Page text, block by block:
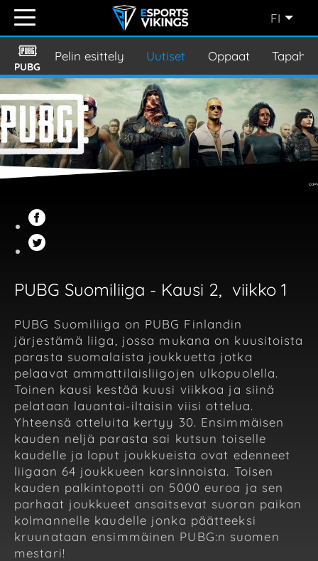
PUBG
Pelin esittely Uutiset Oppaat
FI
ENGLISH
SVENSKA (SE)
SUOMI (FI)
JAPANESE (JP)
PUBG Suomiliiga - Kausi 2, viikko 1
PUBG Suomiliiga on PUBG Finlandin
järjestämä liiga, jossa mukana on kuusitoista
parasta suomalaista joukkuetta jotka
pelaavat ammattilaisliigojen ulkopuolella.
Toinen kausi kestää kuusi viikkoa ja siinä
pelataan lauantai-iltaisin viisi ottelua.
Yhteensä otteluita kertyy 30. Ensimmäisen
kauden neljä parasta sai kutsun toiselle
kaudelle ja loput joukkueista ovat edenneet
liigaan 64 joukkueen karsinnoista. Toisen
kauden palkintopotti on 5000 euroa ja sen
parhaat joukkueet ansaitsevat suoran paikan
kolmannelle kaudelle jonka päätteeksi
kruunataan ensimmäinen PUBG:n suomen
mestari!